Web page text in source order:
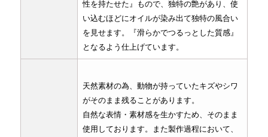
性を持たせた』もので、独特の艶があり、使
い込むほどにオイルが染み出て独特の風合い
を見せます。『滑らかでつるっとした質感』
となるよう仕上げています。
天然素材の為、動物が持っていたキズやシワ
がそのまま残ることがあります。
自然な表情・素材感を生かすため、そのまま
使用しております。また製作過程において、